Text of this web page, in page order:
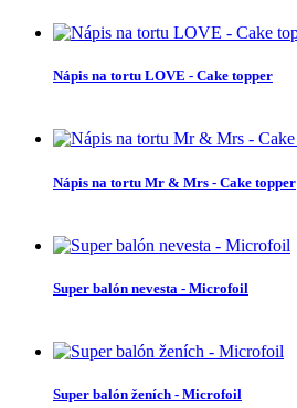
Nápis na tortu LOVE - Cake topper
Nápis na tortu Mr & Mrs - Cake topper
Super balón nevesta - Microfoil
Super balón ženích - Microfoil